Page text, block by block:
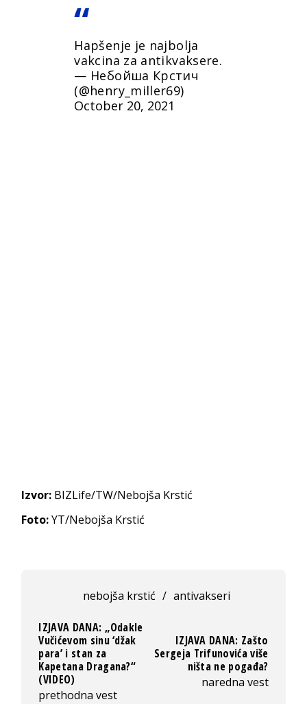
Hapšenje je najbolja
vakcina za antikvaksere.
— Небойша Крстич
(@henry_miller69)
October 20, 2021
Izvor: BIZLife/TW/Nebojša Krstić
Foto:YT/Nebojša Krstić
nebojša krstić / antivakseri
IZJAVA DANA: „Odakle
Vučićevom sinu ‘džak
para’ i stan za
Kapetana Dragana?“
(VIDEO)
prethodna vest
IZJAVA DANA: Zašto
Sergeja Trifunovića više
ništa ne pogađa?
naredna vest